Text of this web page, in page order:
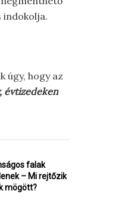
indokolja.
úgy, hogy az
évtizedeken
falak
– Mi rejtőzik
mögött?